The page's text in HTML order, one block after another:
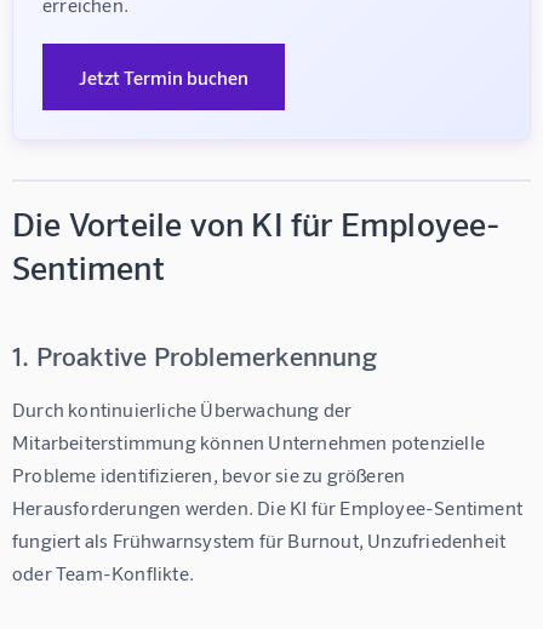
Jetzt Termin buchen
Die Vorteile von KI für Employee-
Sentiment
1. Proaktive Problemerkennung
Durch kontinuierliche Überwachung der
Mitarbeiterstimmung können Unternehmen potenzielle
Probleme identifizieren, bevor sie zu größeren
Herausforderungen werden. Die KI für Employee-Sentiment
fungiert als Frühwarnsystem für Burnout, Unzufriedenheit
oder Team-Konflikte.